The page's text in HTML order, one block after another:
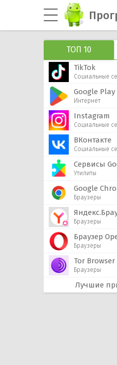
ТОП 10
TikTok
Социальные
Google
Интернет
Instagram
Социальные
ВКонтакте
Социальные
Сервисы
Утилиты
Google
Браузеры
Браузеры
Браузер
Браузеры
Tor Browser
Браузеры
Лучшие